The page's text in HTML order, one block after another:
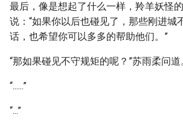
最后，像是想起了什么一样，羚羊妖怪
说：“如果你以后也碰见了，那些刚进城
话，也希望你可以多多的帮助他们。”
“那如果碰见不守规矩的呢？”苏雨柔问道
“......”
“...”